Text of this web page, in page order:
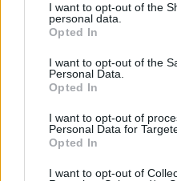
I want to opt-out of the
personal data.
Opted In
I want to opt-out of the
Personal Data.
Opted In
I want to opt-out of
Personal Data for
Opted In
I want to opt-out of
διακυμάνσεις σε αφήνει
μέχρι να ξεστομίσει και
το χάσει κανείς"
Koita-magazine